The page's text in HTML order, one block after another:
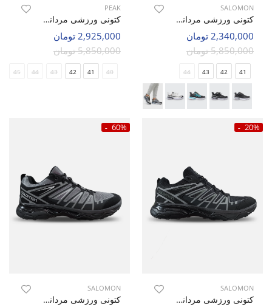
SALOMON
کتونی ورزشی مردانه سالامون Flex Connect M
2,340,000 تومان
5,850,000 تومان
41
42
43
44
PEAK
کتونی ورزشی مردانه پیک Peak Storm M
2,925,000 تومان
5,850,000 تومان
40
41
42
43
44
45
20%
SALOMON
کتونی ورزشی مردانه سالامون X Ultra 3 GTX M
60%
SALOMON
کتونی ورزشی مردانه سالامون X Ultra 3 GTX M